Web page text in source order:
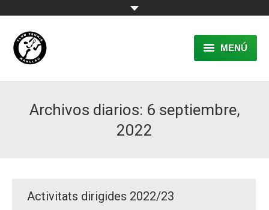
MENÚ
RESERVA
TENNIS
Archivos diarios: 6 septiembre,
2022
Activitats dirigides 2022/23